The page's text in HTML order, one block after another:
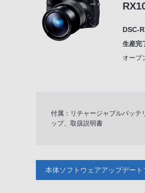
DSC-
生産完
オープ
付属：リチャージャブルバッテ
ップ、取扱説明書
本体ソフトウェアアップデー